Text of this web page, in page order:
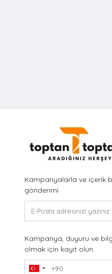
Kampanyalarla ve içerik
gönderimi
Kampanya, duyuru ve
olmak için kayıt olun.